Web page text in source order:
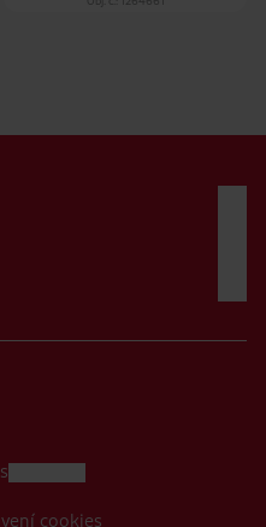
cookies